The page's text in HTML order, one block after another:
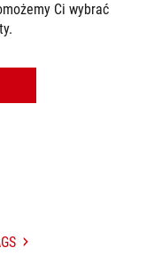
Ci wybrać